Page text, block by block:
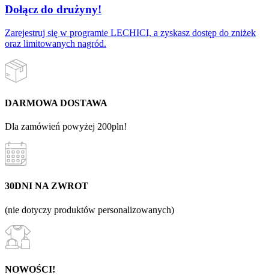
Dołącz do drużyny!
Zarejestruj się w programie LECHICI, a zyskasz dostęp do zniżek
oraz limitowanych nagród.
DARMOWA DOSTAWA
Dla zamówień powyżej 200pln!
30DNI NA ZWROT
(nie dotyczy produktów personalizowanych)
NOWOŚCI!